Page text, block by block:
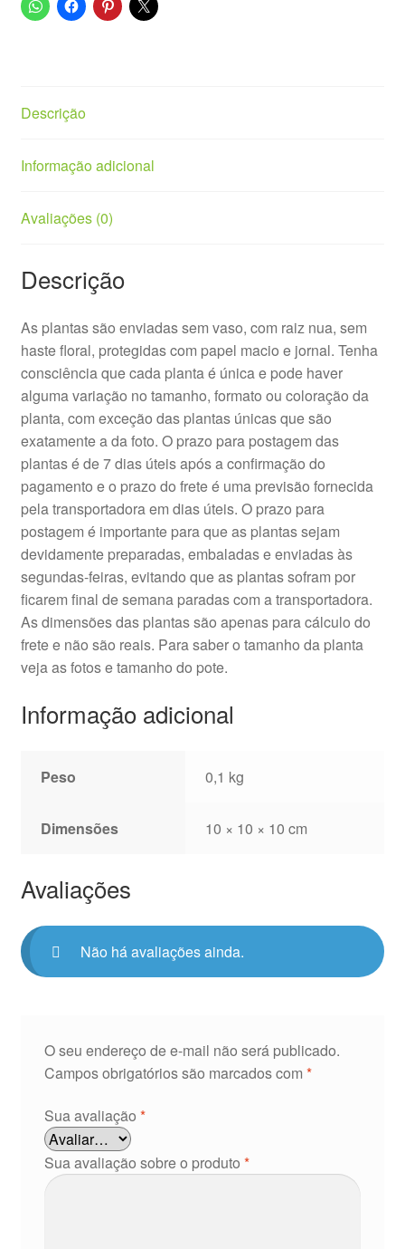
Descrição
Informação adicional
Avaliações (0)
Descrição
As plantas são enviadas sem vaso, com raiz nua, sem
haste floral, protegidas com papel macio e jornal. Tenha
consciência que cada planta é única e pode haver
alguma variação no tamanho, formato ou coloração da
planta, com exceção das plantas únicas que são
exatamente a da foto. O prazo para postagem das
plantas é de 7 dias úteis após a confirmação do
pagamento e o prazo do frete é uma previsão fornecida
pela transportadora em dias úteis. O prazo para
postagem é importante para que as plantas sejam
devidamente preparadas, embaladas e enviadas às
segundas-feiras, evitando que as plantas sofram por
ficarem final de semana paradas com a transportadora.
As dimensões das plantas são apenas para cálculo do
frete e não são reais. Para saber o tamanho da planta
veja as fotos e tamanho do pote.
Informação adicional
Peso 0,1 kg
Dimensões 10 × 10 × 10 cm
Avaliações
Não há avaliações ainda.
O seu endereço de e-mail não será publicado.
Campos obrigatórios são marcados com *
Sua avaliação *
Sua avaliação sobre o produto *